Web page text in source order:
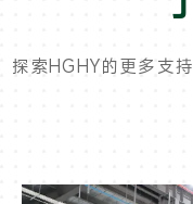
探索HGHY的更多支